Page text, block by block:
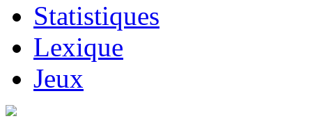
Statistiques
Lexique
Jeux